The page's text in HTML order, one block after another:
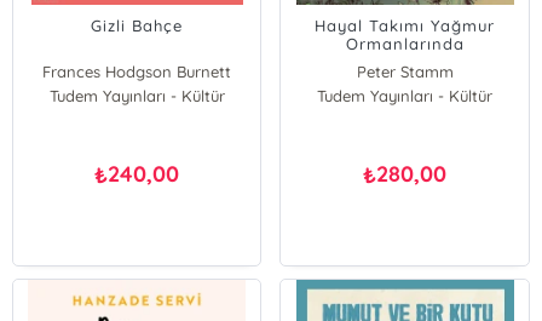
Gizli Bahçe
Frances Hodgson Burnett
Tudem Yayınları - Kültür
₺240,00
Hayal Takımı Yağmur
Ormanlarında
Peter Stamm
Tudem Yayınları - Kültür
₺280,00